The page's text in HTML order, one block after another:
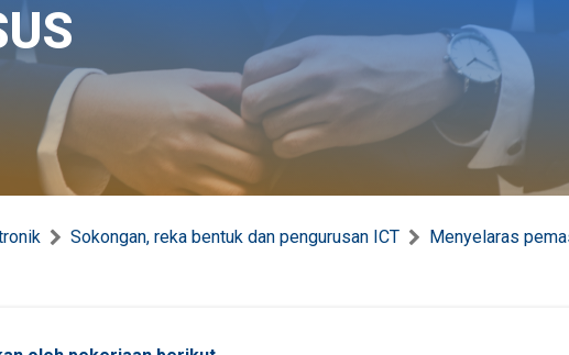
Sokongan, reka bentuk dan pengurusan ICT Menyelaras